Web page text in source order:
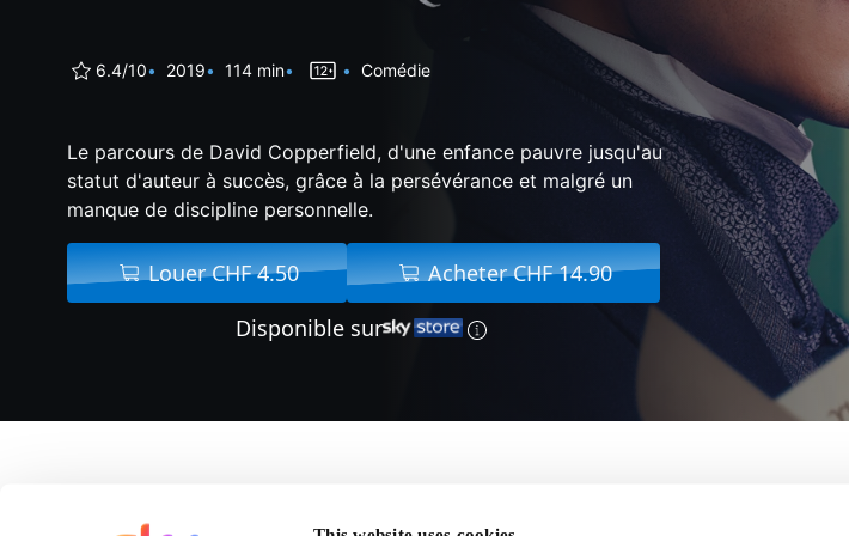
6.4/10 2019 114 min Comédie
Le parcours de David Copperfield, d'une enfance pauvre jusqu'au
statut d'auteur à succès, grâce à la persévérance et malgré un
manque de discipline personnelle.
Louer CHF 4.50
Acheter CHF 14.90
Disponible sur